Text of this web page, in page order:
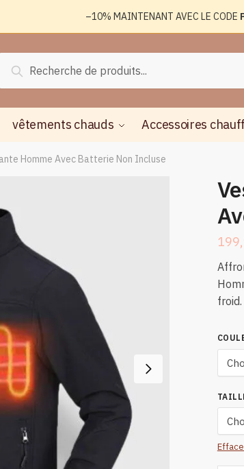
–10% MAINTENANT AVEC LE CODE
pour :
Recherche
vêtements chauds Accessoires
Homme Avec Batterie Non Incluse
froid.